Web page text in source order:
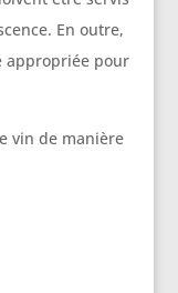
En outre,
appropriée pour
vin de manière